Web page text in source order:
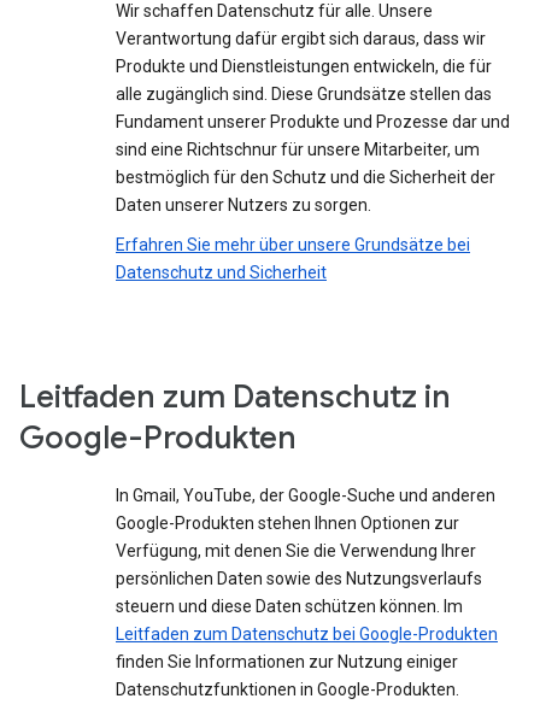
Wir schaffen Datenschutz für alle. Unsere
Verantwortung dafür ergibt sich daraus, dass wir
Produkte und Dienstleistungen entwickeln, die für
alle zugänglich sind. Diese Grundsätze stellen das
Fundament unserer Produkte und Prozesse dar und
sind eine Richtschnur für unsere Mitarbeiter, um
bestmöglich für den Schutz und die Sicherheit der
Daten unserer Nutzers zu sorgen.
Erfahren Sie mehr über unsere Grundsätze bei
Datenschutz und Sicherheit
Leitfaden zum Datenschutz in
Google-Produkten
In Gmail, YouTube, der Google-Suche und anderen
Google-Produkten stehen Ihnen Optionen zur
Verfügung, mit denen Sie die Verwendung Ihrer
persönlichen Daten sowie des Nutzungsverlaufs
steuern und diese Daten schützen können. Im
Leitfaden zum Datenschutz bei Google-Produkten
finden Sie Informationen zur Nutzung einiger
Datenschutzfunktionen in Google-Produkten.